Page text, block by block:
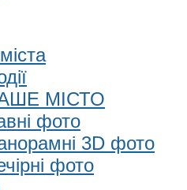
МІСТО
фото
3D фото
фото